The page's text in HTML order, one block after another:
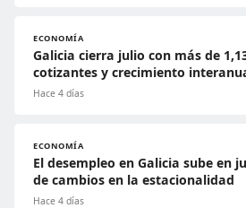
ECONOMÍA
Galicia cierra julio con más de
cotizantes y crecimiento
Hace 4 días
ECONOMÍA
El desempleo en Galicia sube en
de cambios en la estacionalidad
Hace 4 días